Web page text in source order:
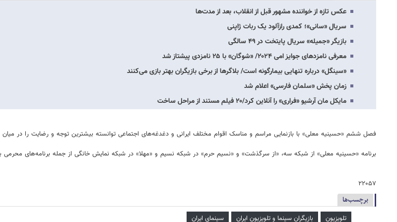
عکس تازه از خواننده مشهور قبل از انقلاب، بعد از مدت‌ها
سریال «سانی»؛ کمدی رازآلود یک ربات ژاپنی
بازیگر «جمیله» سریال پایتخت در ۴۹ سالگی
معرفی نامزدهای جوایز امی ۲۰۲۴/ «شوگان» با ۲۵ نامزدی پیشتاز شد
«سینگل» درباره تنهایی بیمارگونه است/ بلاگرها از برخی بازیگران بهتر بازی می‌کنند
زمان پخش «سلمان فارسی» اعلام شد
مایکل مان آرشیو «فراری» را آنلاین کرد/۲۰ فیلم مستند از مراحل ساخت
فصل ششم «حسینیه معلی» با بازنمایی مراسم و مناسک اقوام مختلف ایرانی و دغدغه‌های اجتماعی توانسته بیشترین توجه و رضایت را در
برنامه «حسینیه معلی» از شبکه سه، «از سرگذشت» و «نسیم حرم» در شبکه نسیم و «مهلا» در شبکه نمایش خانگی از جمله برنامه‌های محرمی
۲۲۰۵۷
برچسب‌ها
تلویزیون بازیگران سینما و تلویزیون ایران سینمای ایران